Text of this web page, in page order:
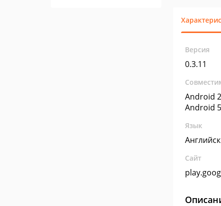
Версия
0.3.11
Android
Android
Язык
Сайт